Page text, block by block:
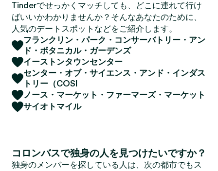
Tinderでせっかくマッチしても、どこに連れて行け
ばいいかわかりませんか？そんなあなたのために、
人気のデートスポットなどをご紹介します。
フランクリン・パーク・コンサーバトリー・アン
ド・ボタニカル・ガーデンズ
イーストンタウンセンター
センター・オブ・サイエンス・アンド・インダス
トリー（COSI
ノース・マーケット・ファーマーズ・マーケット
サイオトマイル
コロンバスで独身の人を見つけたいですか？
独身のメンバーを探している人は、次の都市でもス